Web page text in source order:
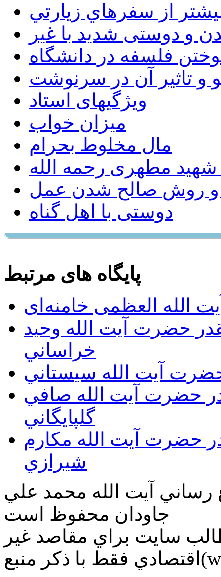
از سفرهاي زيارتي
و دوستی شدید با غیر
فلسفه در دانشگاه
و تاثیر آن در سرنوشت
ویژگیهای استاد
میزان خواب
مال مخلوط بحرام
مطهری رحمه الله
و روش صالح شدن عمل
دوستی با اهل گناه
پایگاه های مرتبط
الله العظمی خامنه‌ای
حضرت آيت الله وحيد
خراساني
حضرت آيت الله سيستاني
حضرت آيت الله صافي
گلپايگاني
حضرت آيت الله مكارم
شيرازي
رساني آیت الله محمد علي
جاودان محفوظ است
سايت براي مقاصد غير